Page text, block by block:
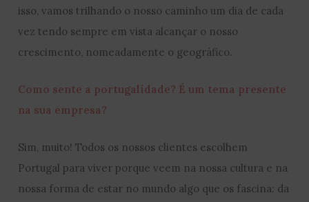
isso, vamos trilhando o nosso caminho um dia de cada
vez tendo sempre em vista alcançar o nosso
crescimento, nomeadamente o geográfico.
Como sente a portugalidade? É um tema presente
na sua empresa?
Sim, muito! Todos os nossos clientes escolhem
Portugal para viver porque veem na nossa cultura e na
nossa forma de estar no mundo algo que os fascina: da